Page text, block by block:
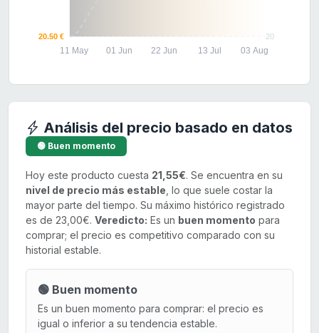
20
20.50 €
11 May 01 Jun 22 Jun 13 Jul 03 Aug
Análisis del precio basado en datos
🟢 Buen momento
Hoy este producto cuesta 21,55€. Se encuentra en su
nivel de precio más estable , lo que suele costar la
mayor parte del tiempo. Su máximo histórico registrado
es de 23,00€. Veredicto: Es un buen momento para
comprar; el precio es competitivo comparado con su
historial estable.
🟢 Buen momento
Es un buen momento para comprar: el precio es
igual o inferior a su tendencia estable.